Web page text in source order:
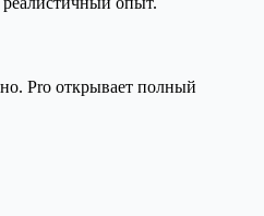
Pro открывает полный